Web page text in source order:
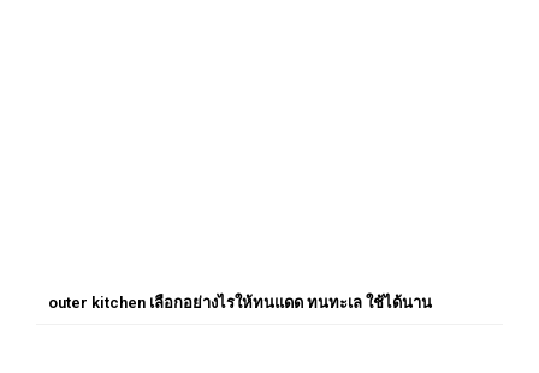
outer kitchen เลือกอย่างไรให้ทนแดด ทนทะเล ใช้ได้นาน